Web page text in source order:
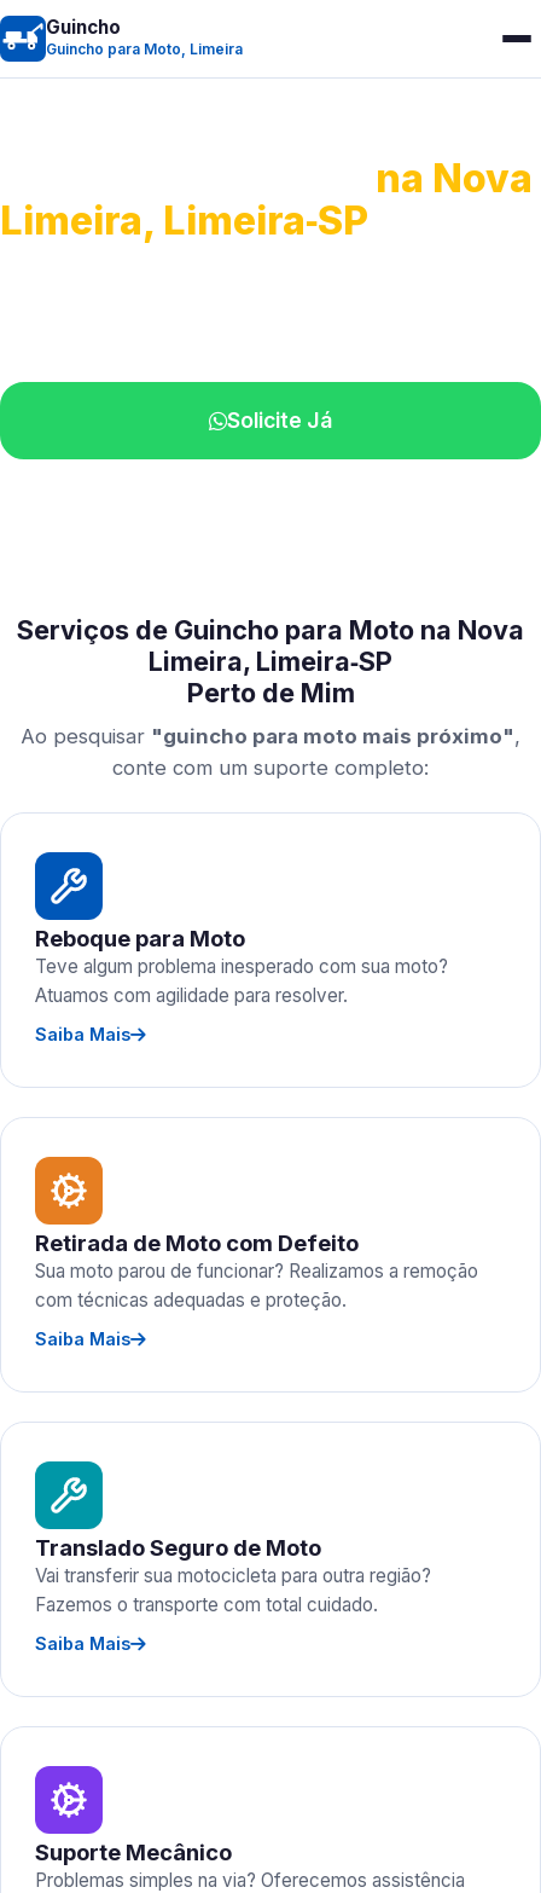
Guincho
Guincho para Moto, Limeira
na Nova
Limeira, Limeira‑SP
Solicite Já
Serviços de Guincho para Moto na Nova
Limeira, Limeira‑SP
Perto de Mim
Ao pesquisar "guincho para moto mais próximo",
conte com um suporte completo:
Reboque para Moto
Teve algum problema inesperado com sua moto?
Atuamos com agilidade para resolver.
Saiba Mais
Retirada de Moto com Defeito
Sua moto parou de funcionar? Realizamos a remoção
com técnicas adequadas e proteção.
Saiba Mais
Translado Seguro de Moto
Vai transferir sua motocicleta para outra região?
Fazemos o transporte com total cuidado.
Saiba Mais
Suporte Mecânico
Problemas simples na via? Oferecemos assistência